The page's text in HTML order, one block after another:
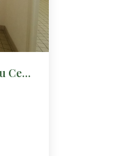
Local Professionnel/bureau - Brou Centre